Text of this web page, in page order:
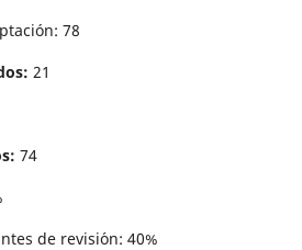
78
21
74
de revisi´on: 40%